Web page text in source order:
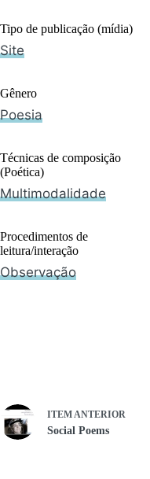
Tipo de publicação (mídia)
Site
Gênero
Poesia
Técnicas de composição
(Poética)
Multimodalidade
Procedimentos de
leitura/interação
Observação
ITEM ANTERIOR
Social Poems